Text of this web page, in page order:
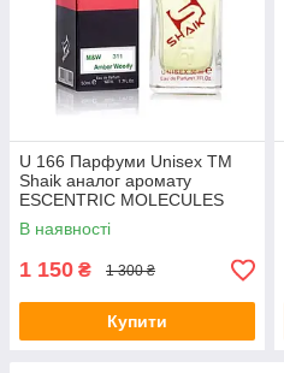
U 166 Парфуми Unisex ТМ
Shaik аналог аромату
ESCENTRIC MOLECULES
ESCENTRIC 02 50 ml
В наявності
1 150 ₴ 1 300 ₴
Купити